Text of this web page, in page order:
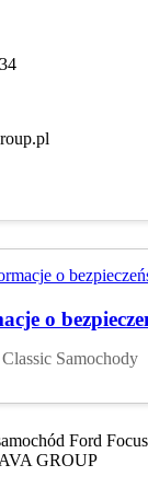
o
Classic Samochody